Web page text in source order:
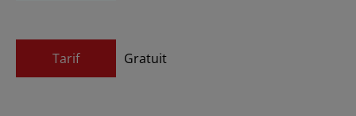
Tarif Gratuit